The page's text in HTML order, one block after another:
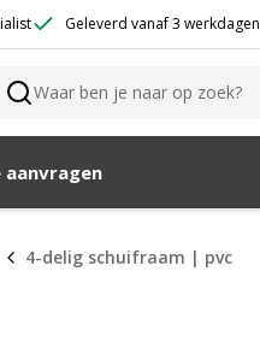
Geleverd vanaf 3 werkdagen
Zoeken
Waar ben je naar op zoek?
4-delig schuifraam | pvc